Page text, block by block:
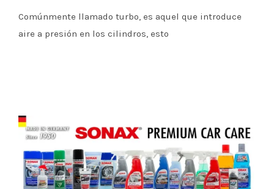
Comúnmente llamado turbo, es aquel que introduce
aire a presión en los cilindros, esto